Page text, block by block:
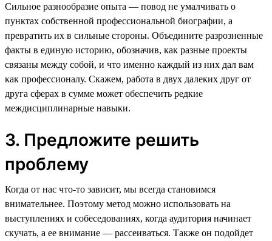
Сильное разнообразие опыта — повод не умалчивать о
пунктах собственной профессиональной биографии, а
превратить их в сильные стороны. Объедините разрозненные
факты в единую историю, обозначив, как разные проекты
связаны между собой, и что именно каждый из них дал вам
как профессионалу. Скажем, работа в двух далеких друг от
друга сферах в сумме может обеспечить редкие
междисциплинарные навыки.
3. Предложите решить
проблему
Когда от нас что-то зависит, мы всегда становимся
внимательнее. Поэтому метод можно использовать на
выступлениях и собеседованиях, когда аудитория начинает
скучать, а ее внимание — рассеиваться. Также он подойдет